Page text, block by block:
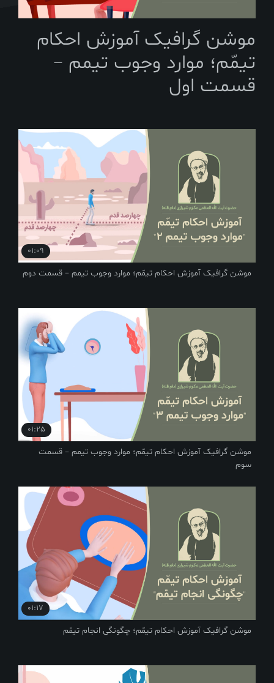
موشن گرافیک آموزش احکام
تیمّم؛ موارد وجوب تیمم –
قسمت اول
01:09
موشن گرافیک آموزش احکام تیمّم؛ موارد وجوب تیمم – قسمت دوم
01:25
موشن گرافیک آموزش احکام تیمّم؛ موارد وجوب تیمم – قسمت
سوم
01:17
موشن گرافیک آموزش احکام تیمّم؛ چگونگی انجام تیمّم